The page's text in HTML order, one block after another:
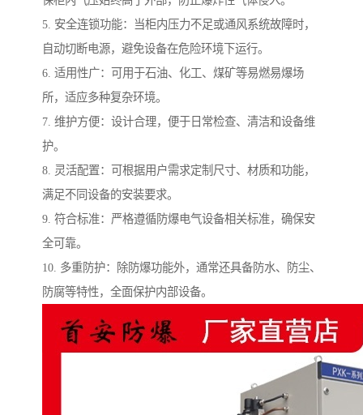
5. 安全连锁功能：当柜内压力不足或通风系统故障时，
自动切断电源，避免设备在危险环境下运行。
6. 适用性广：可用于石油、化工、煤矿等易燃易爆场
所，适应多种复杂环境。
7. 维护方便：设计合理，便于日常检查、清洁和设备维
护。
8. 灵活配置：可根据用户需求定制尺寸、材质和功能，
满足不同设备的安装要求。
9. 符合标准：严格遵循防爆电气设备相关标准，确保安
全可靠。
10. 多重防护：除防爆功能外，通常还具备防水、防尘、
防腐等特性，全面保护内部设备。